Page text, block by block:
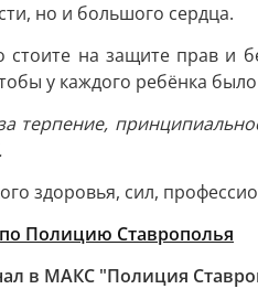
но и большого сердца.
на защите прав и
у каждого ребёнка
терпение,
здоровья, сил,
Полицию Ставрополья
в МАКС "Полиция